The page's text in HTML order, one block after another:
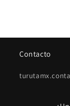
Contacto